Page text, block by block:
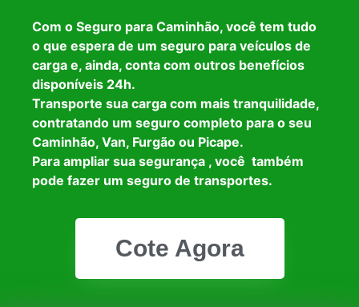
Com o Seguro para Caminhão, você tem tudo
o que espera de um seguro para veículos de
carga e, ainda, conta com outros benefícios
disponíveis 24h.
Transporte sua carga com mais tranquilidade,
contratando um seguro completo para o seu
Caminhão, Van, Furgão ou Picape.
Para ampliar sua segurança , você também
pode fazer um seguro de transportes.
Cote Agora